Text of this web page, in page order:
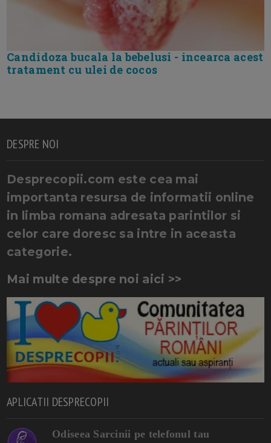
Candidoza bucala la bebelusi - incearca acest
tratament cu ulei de cocos
DESPRE NOI
Desprecopii.com este cea mai
importanta resursa de informatii online
in limba romana adresata parintilor si
celor care doresc sa intre in aceasta
categorie.
Mai multe despre noi aici >>
APLICATII DESPRECOPII
Odiseea Sarcinii pe telefonul tau